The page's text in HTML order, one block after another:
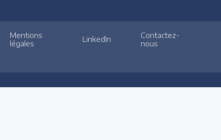
Mentions
légales
LinkedIn
Contactez-
nous